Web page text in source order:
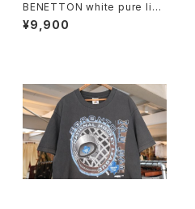
BENETTON white pure line
n S/S Shirt
¥9,900